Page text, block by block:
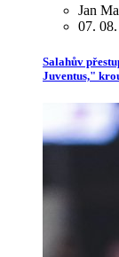
Jan
07.
Salahův
Juventus,"